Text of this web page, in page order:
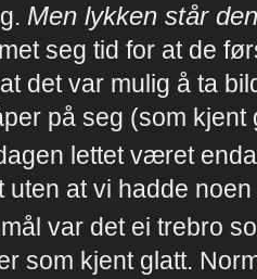
Men lykken står
seg tid for at de
det var mulig å ta
på seg (som kjent
lettet været
uten at vi hadde
var det ei trebro
som kjent glatt.